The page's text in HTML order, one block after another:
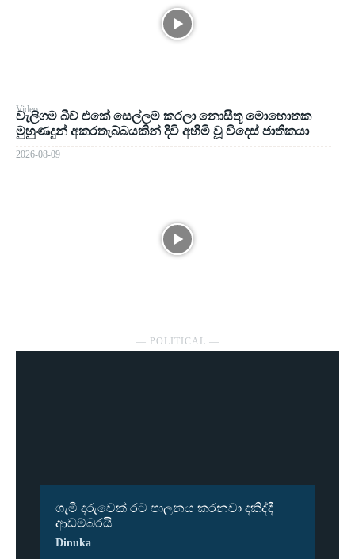
Video
වැලිගම බීච් එකේ සෙල්ලම් කරලා නොසීතූ මොහොතක
මුහුණදුන් අකරතැබ්බයකින් දිවි අහිමි වූ විදෙස් ජාතිකයා
2026-08-09
― POLITICAL ―
ගැමි දරුවෙක් රට පාලනය කරනවා දකිද්දී
ආඩම්බරයි
Dinuka